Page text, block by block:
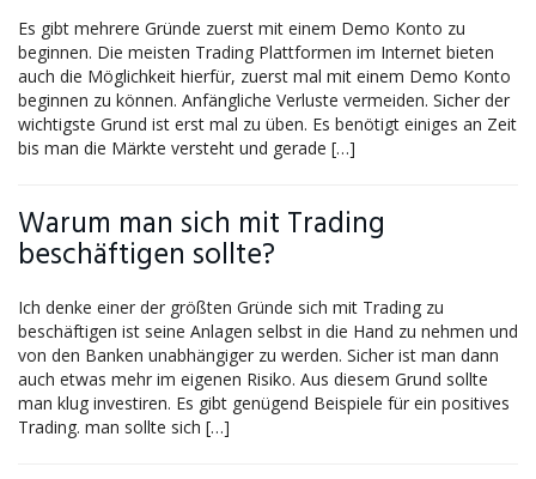
Es gibt mehrere Gründe zuerst mit einem Demo Konto zu
beginnen. Die meisten Trading Plattformen im Internet bieten
auch die Möglichkeit hierfür, zuerst mal mit einem Demo Konto
beginnen zu können. Anfängliche Verluste vermeiden. Sicher der
wichtigste Grund ist erst mal zu üben. Es benötigt einiges an Zeit
bis man die Märkte versteht und gerade […]
Warum man sich mit Trading
beschäftigen sollte?
Ich denke einer der größten Gründe sich mit Trading zu
beschäftigen ist seine Anlagen selbst in die Hand zu nehmen und
von den Banken unabhängiger zu werden. Sicher ist man dann
auch etwas mehr im eigenen Risiko. Aus diesem Grund sollte
man klug investiren. Es gibt genügend Beispiele für ein positives
Trading. man sollte sich […]